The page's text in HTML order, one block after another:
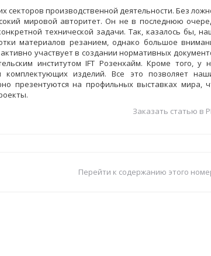
производственной деятельности. Без
мировой авторитет. Он не в последнюю
технической задачи. Так, казалось бы,
материалов резанием, однако большое
участвует в создании нормативных
институтом IFT Розенхайм. Кроме того, у
комплектующих изделий. Все это позволяет
презентуются на профильных выставках мира,
Заказать статью в
Перейти к содержанию этого